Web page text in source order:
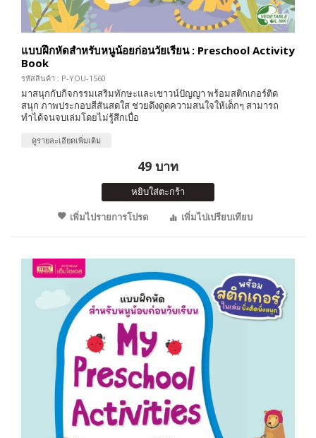
แบบฝึกหัดสำหรับหนูน้อยก่อนวัยเรียน : Preschool Activity
Book
รหัสสินค้า : P-YOU-1560
มาสนุกกับกิจกรรมเสริมทักษะและเชาวน์ปัญญา พร้อมสติกเกอร์ติด
สนุก ภาพประกอบสีสันสดใส ช่วยดึงดูดความสนใจให้เด็กๆ สามารถ
ทำได้จนจบเล่มโดยไม่รู้สึกเบื่อ
ดูรายละเอียดเพิ่มเติม
49 บาท
หยิบใส่ตะกร้า
เพิ่มไปรายการโปรด
เพิ่มไปเปรียบเทียบ